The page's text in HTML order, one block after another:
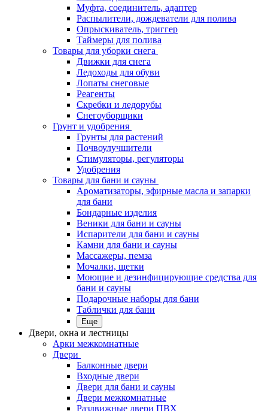
Муфта, соединитель, адаптер
Распылители, дождеватели для полива
Опрыскиватель, триггер
Таймеры для полива
Товары для уборки снега
Движки для снега
Ледоходы для обуви
Лопаты снеговые
Реагенты
Скребки и ледорубы
Снегоуборщики
Грунт и удобрения
Грунты для растений
Почвоулучшители
Стимуляторы, регуляторы
Удобрения
Товары для бани и сауны
Ароматизаторы, эфирные масла и запарки
для бани
Бондарные изделия
Веники для бани и сауны
Испарители для бани и сауны
Камни для бани и сауны
Массажеры, пемза
Мочалки, щетки
Моющие и дезинфицирующие средства для
бани и сауны
Подарочные наборы для бани
Таблички для бани
Еще
Двери, окна и лестницы
Арки межкомнатные
Двери
Балконные двери
Входные двери
Двери для бани и сауны
Двери межкомнатные
Раздвижные двери ПВХ